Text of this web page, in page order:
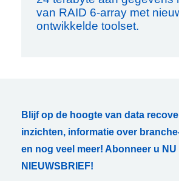
van RAID 6-array met
ontwikkelde toolset.
Blijf op de hoogte van data
inzichten, informatie over
en nog veel meer! Abonneer u
NIEUWSBRIEF!